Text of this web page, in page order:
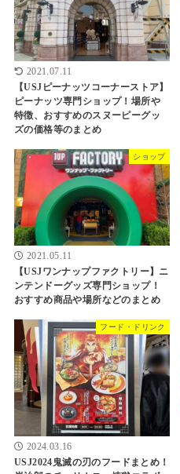
2021.07.11
【USJピーナッツコーナーストア】
ピーナッツ専門ショップ！場所や
特徴、おすすめのスヌーピーグッ
ズの価格等のまとめ
ショップ
2021.05.11
【USJワンナップファクトリー】ニ
ンテンドーグッズ専門ショップ！
おすすめ商品や場所などのまとめ
フード・ドリンク
2024.03.16
USJ2024鬼滅の刃のフードまとめ！